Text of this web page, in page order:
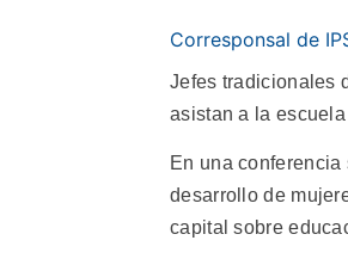
Corresponsal de
Jefes tradicionales
asistan a la
En una
desarrollo de
capital sobre